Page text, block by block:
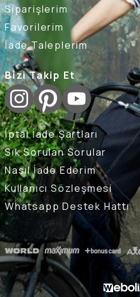
Siparişlerim
Favorilerim
İade Taleplerim
Bizi Takip Et
İptal İade Şartları
Sık Sorulan Sorular
Nasıl İade Ederim
Kullanıcı Sözleşmesi
Whatsapp Destek Hattı